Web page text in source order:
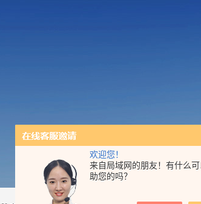
欢迎您！
来自局域网的朋友！有什么
助您的吗？